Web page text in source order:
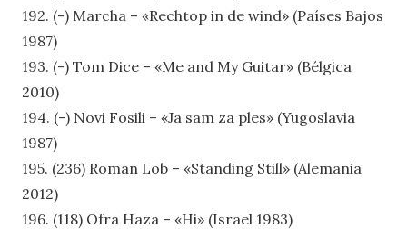
192. (-) Marcha – «Rechtop in de wind» (Países Bajos
1987)
193. (-) Tom Dice – «Me and My Guitar» (Bélgica
2010)
194. (-) Novi Fosili – «Ja sam za ples» (Yugoslavia
1987)
195. (236) Roman Lob – «Standing Still» (Alemania
2012)
196. (118) Ofra Haza – «Hi» (Israel 1983)